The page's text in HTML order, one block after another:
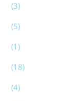
(3)
(5)
(1)
(18)
(4)